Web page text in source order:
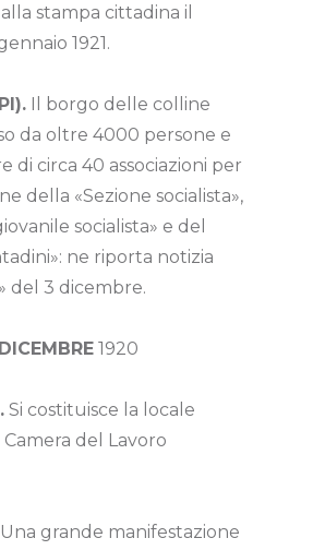
stampa cittadina il
1921.
Il borgo delle colline
da oltre 4000 persone e
di circa 40 associazioni per
della «Sezione socialista»,
socialista» e del
ne riporta notizia
del 3 dicembre.
DICEMBRE 1920
Si costituisce la locale
del Lavoro
grande manifestazione